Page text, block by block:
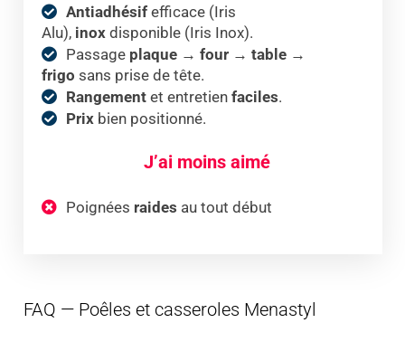
Antiadhésifefficace (Iris
Alu), inoxdisponible (Iris Inox).
Passage plaque → four → table →
frigo sans prise de tête.
Rangementet entretien faciles.
Prixbien positionné.
J’ai moins aimé
Poignées raides au tout début
FAQ — Poêles et casseroles Menastyl